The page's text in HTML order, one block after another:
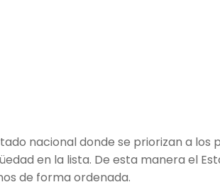
nacional donde se priorizan a
en la lista. De esta manera el
de forma ordenada.